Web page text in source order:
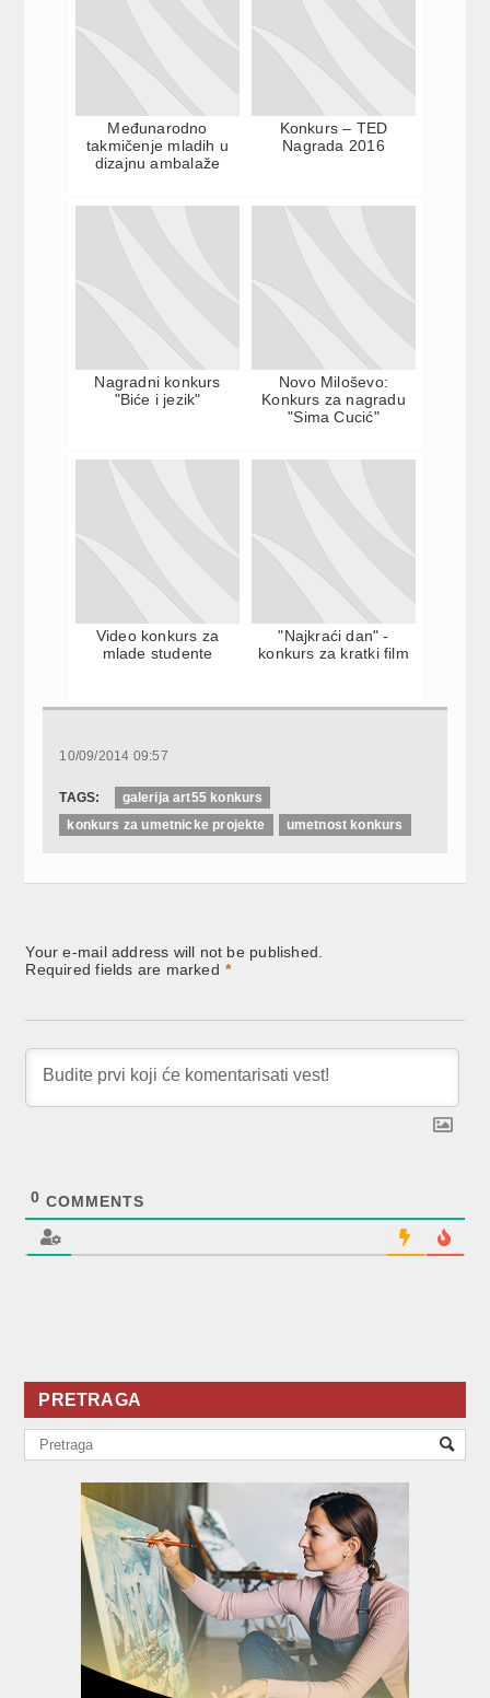
Međunarodno
takmičenje mladih u
dizajnu ambalaže
Konkurs – TED
Nagrada 2016
Nagradni konkurs
"Biće i jezik"
Novo Miloševo:
Konkurs za nagradu
"Sima Cucić"
Video konkurs za
mlade studente
"Najkraći dan" -
konkurs za kratki film
10/09/2014 09:57
TAGS:
galerija art55 konkurs
konkurs za umetnicke projekte
umetnost konkurs
Your e-mail address will not be published.
Required fields are marked *
0 COMMENTS
PRETRAGA